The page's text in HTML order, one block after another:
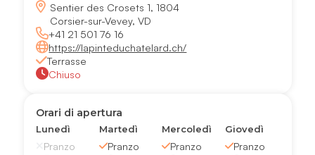
Sentier des Crosets 1, 1804
Corsier-sur-Vevey, VD
+41 21 501 76 16
https://lapinteduchatelard.ch/
Terrasse
Chiuso
Orari di apertura
Lunedì
Pranzo
Martedì
Pranzo
Mercoledì
Pranzo
Giovedì
Pranzo